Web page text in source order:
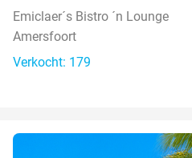
Emiclaer´s Bistro ´n Lounge
Amersfoort
Verkocht: 179